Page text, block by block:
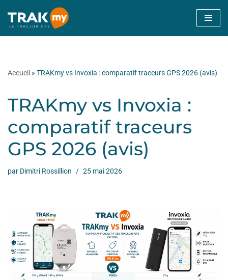
Aller
Accueil » TRAKmy vs Invoxia : comparatif traceurs GPS 2026 (avis)
TRAKmy vs Invoxia :
comparatif traceurs
GPS 2026 (avis)
par Dimitri Rossillion 25 mai 2026